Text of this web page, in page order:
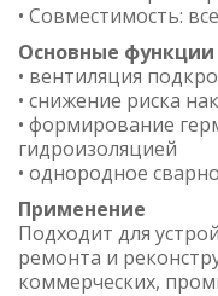
• Совместимость:
Основные функции
• вентиляция
• снижение риска
• формирование
гидроизоляцией
• однородное
Применение
Подходит для
ремонта и
коммерческих,